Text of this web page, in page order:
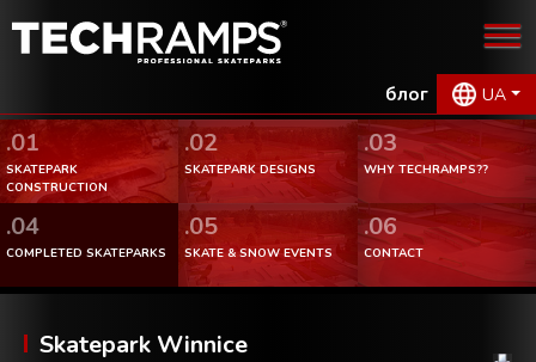
блог UA
.01
SKATEPARK
CONSTRUCTION
.02
SKATEPARK DESIGNS
.03
WHY TECHRAMPS??
.04
COMPLETED SKATEPARKS
.05
SKATE & SNOW EVENTS
.06
CONTACT
Skatepark Winnice